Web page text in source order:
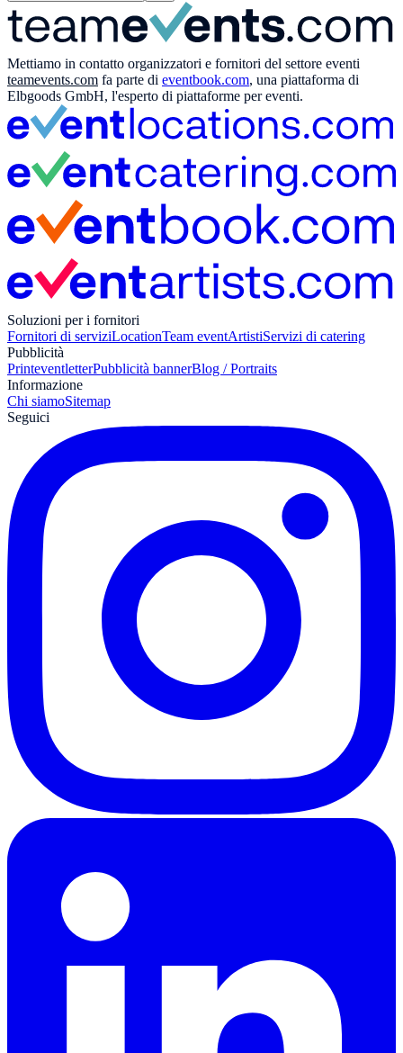
Mettiamo in contatto organizzatori e fornitori del settore eventi
teamevents.com fa parte di eventbook.com, una piattaforma di
Elbgoods GmbH, l'esperto di piattaforme per eventi.
Soluzioni per i fornitori
Fornitori di serviziLocationTeam eventArtistiServizi di catering
Pubblicità
PrinteventletterPubblicità bannerBlog / Portraits
Informazione
Chi siamoSitemap
Seguici